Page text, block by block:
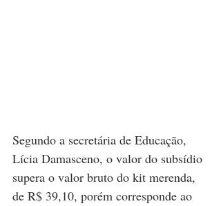
Segundo a secretária de Educação,
Lícia Damasceno, o valor do subsídio
supera o valor bruto do kit merenda,
de R$ 39,10, porém corresponde ao